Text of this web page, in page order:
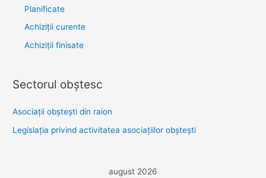
Planificate
Achiziții curente
Achiziții finisate
Sectorul obştesc
Asociaţii obşteşti din raion
Legislaţia privind activitatea asociaţiilor obşteşti
august 2026